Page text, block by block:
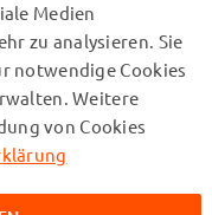
und
Sie, dass alle
über unsere
Medien
zu analysieren. Sie
notwendige Cookies
Weitere
von Cookies